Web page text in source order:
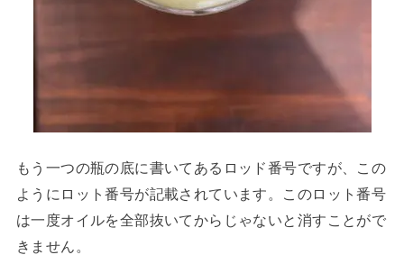
もう一つの瓶の底に書いてあるロッド番号ですが、この
ようにロット番号が記載されています。このロット番号
は一度オイルを全部抜いてからじゃないと消すことがで
きません。